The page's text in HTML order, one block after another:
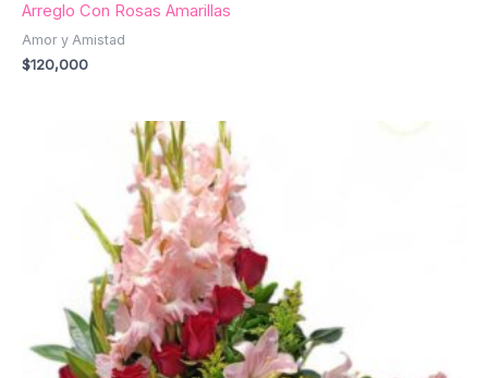
Arreglo Con Rosas Amarillas
Amor y Amistad
$120,000